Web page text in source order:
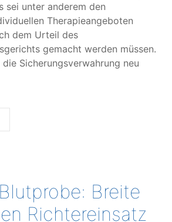
sei unter anderem den
Therapieangeboten
dem Urteil des
gemacht werden müssen.
Sicherungsverwahrung neu
Breite
Richtereinsatz